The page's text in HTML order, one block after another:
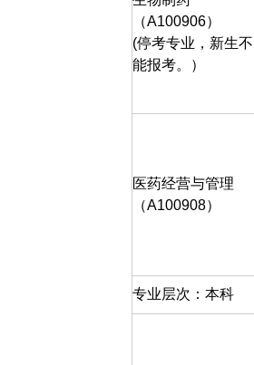
（A100906）
(停考专业，新生不
能报考。）
医药经营与管理
（A100908）
专业层次：本科